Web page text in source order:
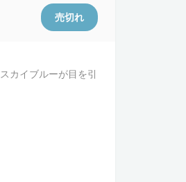
カイブルーが目を引